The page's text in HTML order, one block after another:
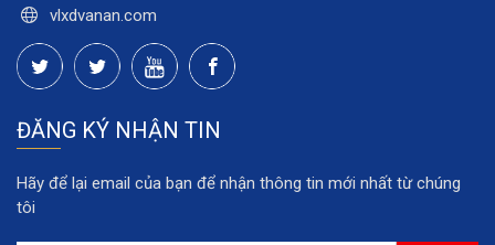
vlxdvanan.com
ĐĂNG KÝ NHẬN TIN
Hãy để lại email của bạn để nhận thông tin mới nhất từ chúng
tôi